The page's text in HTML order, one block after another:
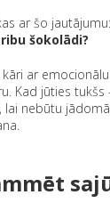
ar šo jautājumu:
šokolādi?
ar
Kad jūties
lai nebūtu